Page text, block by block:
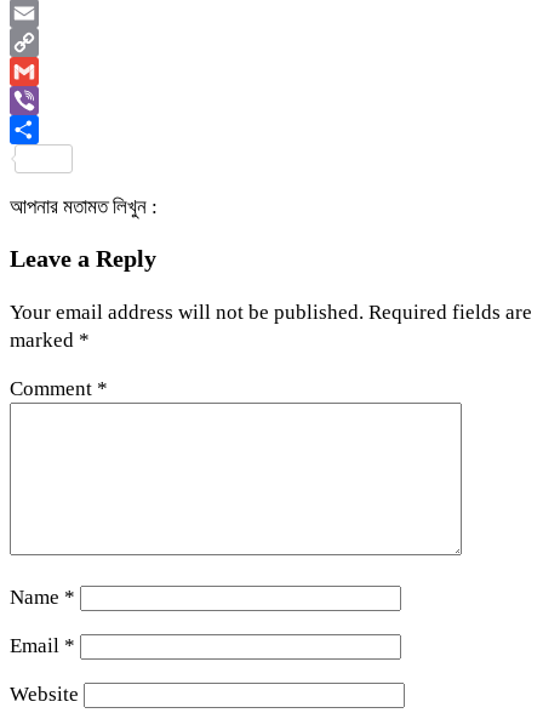
WhatsApp
Email
Copy
Link
Gmail
Viber
আপনার মতামত লিখুন :
Leave a Reply
Your email address will not be published. Required fields are
marked *
Comment *
Name *
Email *
Website